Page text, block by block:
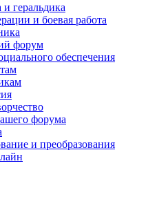
геральдика
и боевая работа
форум
обеспечения
форума
и преобразования